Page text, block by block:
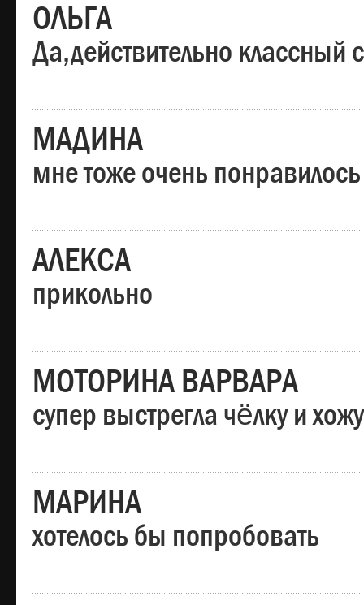
ОЛЬГА
Да,действительно классный
МАДИНА
мне тоже очень
АЛЕКСА
прикольно
МОТОРИНА ВАРВАРА
супер выстрегла чёлку и
МАРИНА
хотелось бы попробовать